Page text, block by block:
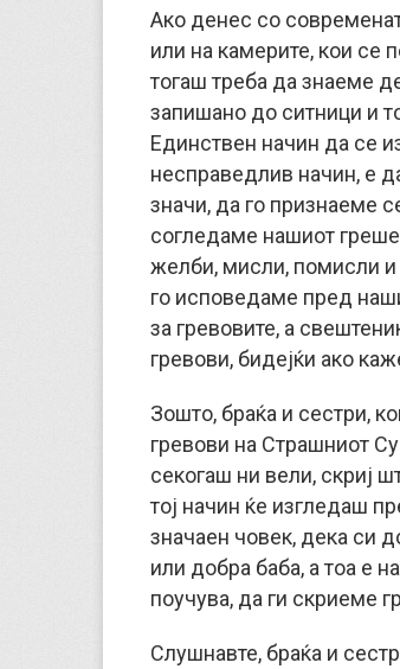
Ако денес со
или на камерите, кои се
тогаш треба да знаеме
запишано до ситници и
Единствен начин да се
несправедлив начин, е
значи, да го признаеме
согледаме нашиот
желби, мисли, помисли и
го исповедаме пред
за гревовите, а
гревови, бидејќи ако
Зошто, браќа и сестри,
гревови на Страшниот
секогаш ни вели, скриј
тој начин ќе изгледаш
значаен човек, дека си
или добра баба, а тоа е
поучува, да ги скриеме
Слушнавте, браќа и